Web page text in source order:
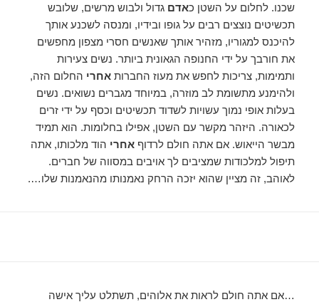
שכנו. לחלום על השטן כאדם גדול ולבוש מרשים, שלובש
תכשיטים נוצצים רבים על גופו ובידיו, ומנסה לשכנע אותך
להיכנס למגוריו, מזהיר אותך שאנשים חסרי מצפון מחפשים
את חורבך על ידי החנופה הגאונית ביותר. נשים צעירות
ותמימות, צריכות לחפש את מעוז החברותאחרי החלום הזה,
ולהימנע מתשומת לב מוזרה, במיוחד מגברים נשואים. נשים
בעלות אופי נמוך עשויות לשדוד תכשיטים וכסף על ידי זרים
לכאורה. היזהר מקשר עם השטן, אפילו בחלומות. הוא תמיד
מבשר הייאוש. אם אתה חולם לרדוףאחרי הוד מלכותו, אתה
תיפול למלכודות שמציבים לך אויבים במסווה של חברים.
לאוהב, זה מציין שהוא יזכה הרחק נאמנותו מהנאמנות שלו….
…אם אתה חולם לראות את אלוהים, תשתלט עליך אישה